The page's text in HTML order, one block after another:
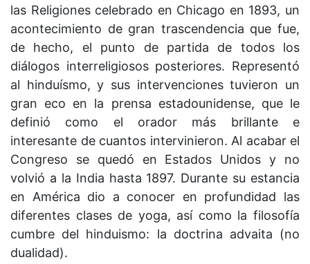
las Religiones celebrado en Chicago en 1893, un
acontecimiento de gran trascendencia que fue,
de hecho, el punto de partida de todos los
diálogos interreligiosos posteriores. Representó
al hinduísmo, y sus intervenciones tuvieron un
gran eco en la prensa estadounidense, que le
definió como el orador más brillante e
interesante de cuantos intervinieron. Al acabar el
Congreso se quedó en Estados Unidos y no
volvió a la India hasta 1897. Durante su estancia
en América dio a conocer en profundidad las
diferentes clases de yoga, así como la filosofía
cumbre del hinduismo: la doctrina advaita (no
dualidad).